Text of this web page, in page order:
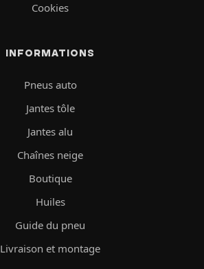
Cookies
INFORMATIONS
Pneus auto
Jantes tôle
Jantes alu
Chaînes neige
Boutique
Huiles
Guide du pneu
Livraison et montage